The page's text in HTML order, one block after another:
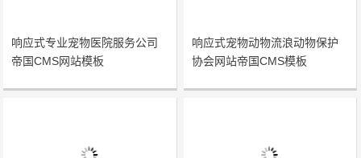
响应式专业宠物医院服务公司
帝国CMS网站模板
响应式宠物动物流浪动物保护
协会网站帝国CMS模板